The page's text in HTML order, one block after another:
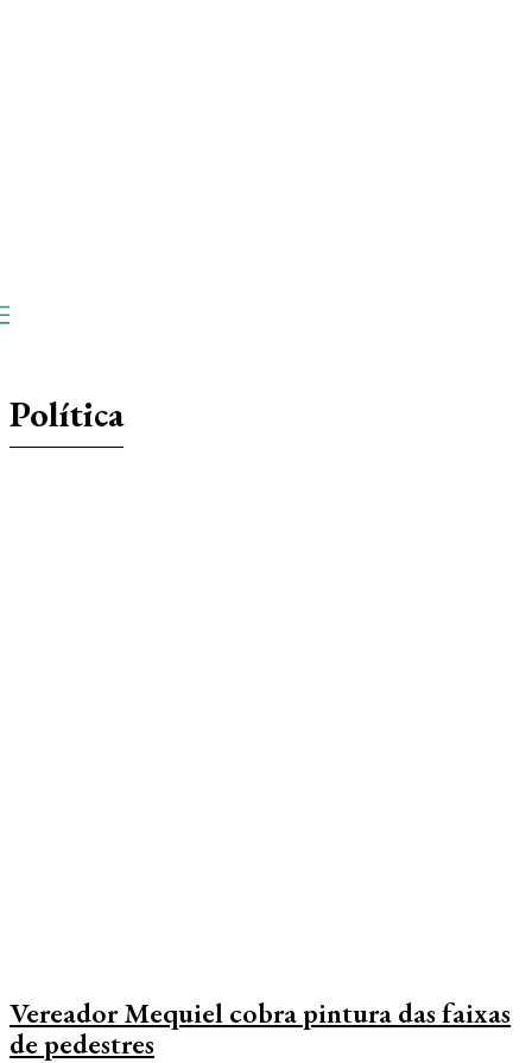
Política
Vereador Mequiel cobra pintura das faixas
de pedestres